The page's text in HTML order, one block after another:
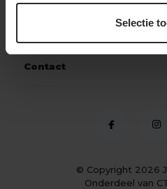
Selectie
Contact
© Copyright 2026
Onderdeel van